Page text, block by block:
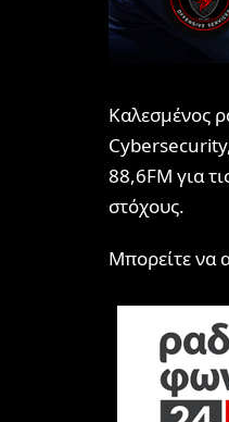
Καλεσμένος
Cybersecurity
88,6FM για
στόχους.
Μπορείτε να